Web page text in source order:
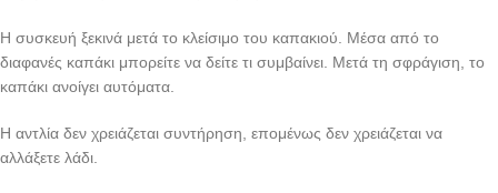
Η συσκευή ξεκινά μετά το κλείσιμο του καπακιού. Μέσα από το
διαφανές καπάκι μπορείτε να δείτε τι συμβαίνει. Μετά τη σφράγιση, το
καπάκι ανοίγει αυτόματα.
Η αντλία δεν χρειάζεται συντήρηση, επομένως δεν χρειάζεται να
αλλάξετε λάδι.